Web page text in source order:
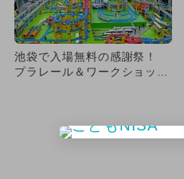
池袋で入場無料の感謝祭！
プラレール＆ワークショップ